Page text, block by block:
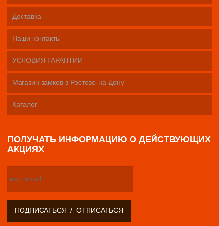
Доставка
Наши контакты
УСЛОВИЯ ГАРАНТИИ
Магазин замков в Ростове-на-Дону
Каталог
ПОЛУЧАТЬ ИНФОРМАЦИЮ О ДЕЙСТВУЮЩИХ
АКЦИЯХ